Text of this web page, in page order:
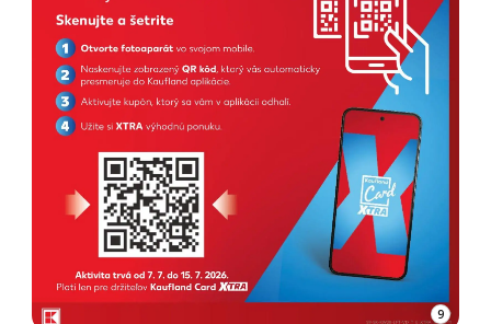
9